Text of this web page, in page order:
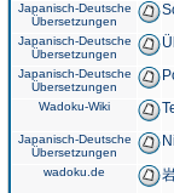
Japanisch-Deutsche
Übersetzungen
Japanisch-Deutsche
Übersetzungen
Japanisch-Deutsche
Übersetzungen
Wadoku-Wiki
Japanisch-Deutsche
Übersetzungen
wadoku.de